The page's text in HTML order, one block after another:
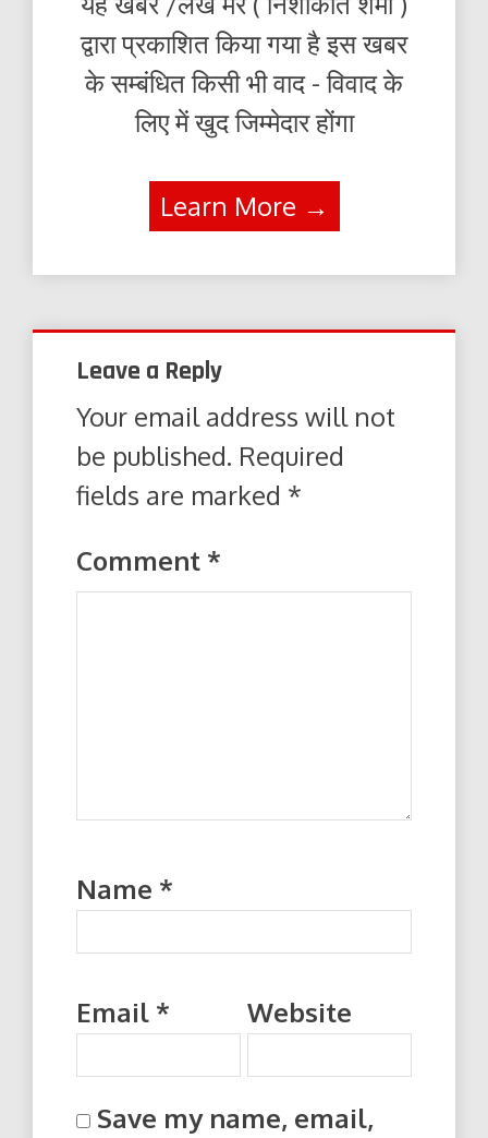
द्वारा प्रकाशित किया गया है इस खबर
के सम्बंधित किसी भी वाद - विवाद के
लिए में खुद जिम्मेदार होंगा
Learn More →
Leave a Reply
Your email address will not
be published. Required
fields are marked *
Comment *
Name *
Email * Website
Save my name, email,